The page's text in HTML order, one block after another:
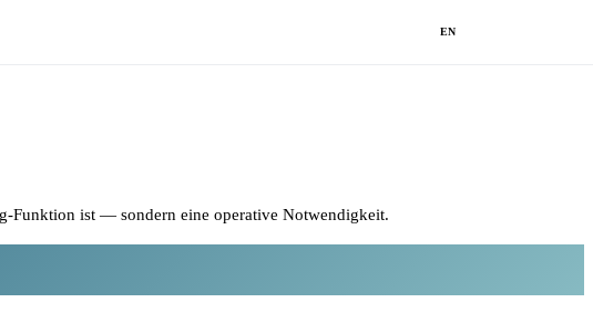
EN
Funktion ist — sondern eine operative Notwendigkeit.